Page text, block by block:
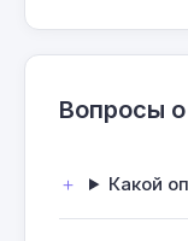
Вопросы
Какой